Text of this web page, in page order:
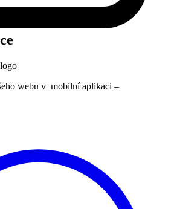
webu v mobilní aplikaci –